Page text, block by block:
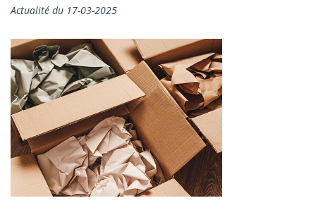
Actualité du 17-03-2025